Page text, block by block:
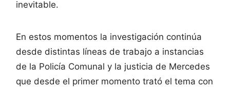
inevitable.
En estos momentos la investigación continúa
desde distintas líneas de trabajo a instancias
de la Policía Comunal y la justicia de Mercedes
que desde el primer momento trató el tema con